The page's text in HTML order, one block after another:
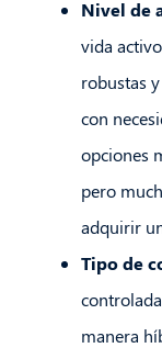
Nivel de
vida
robustas
con
opciones
pero
adquirir
Tipo de
manera